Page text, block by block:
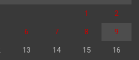
1 2
6 7 8 9
13 14 15 16